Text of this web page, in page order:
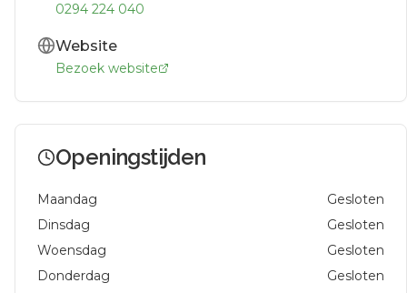
0294 224 040
Website
Bezoek website
Openingstijden
Maandag
Gesloten
Dinsdag
Gesloten
Woensdag
Gesloten
Donderdag
Gesloten